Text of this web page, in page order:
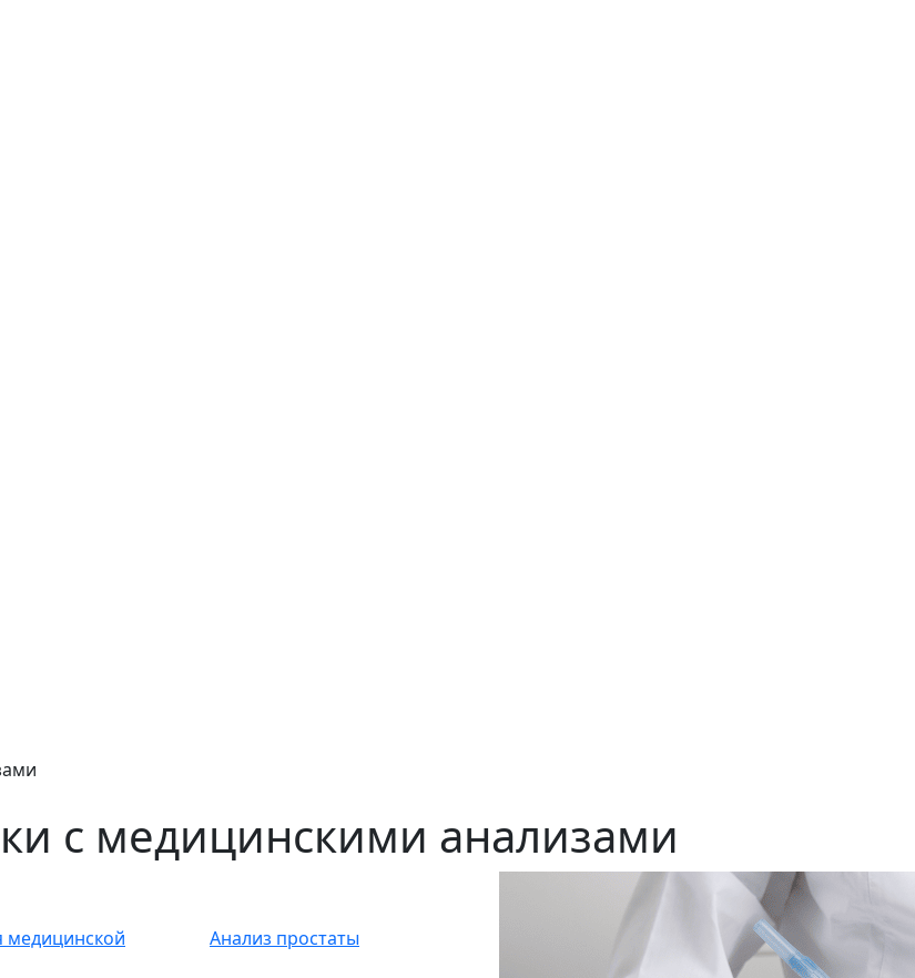
с медицинскими анализами
медицинской
Анализ простаты